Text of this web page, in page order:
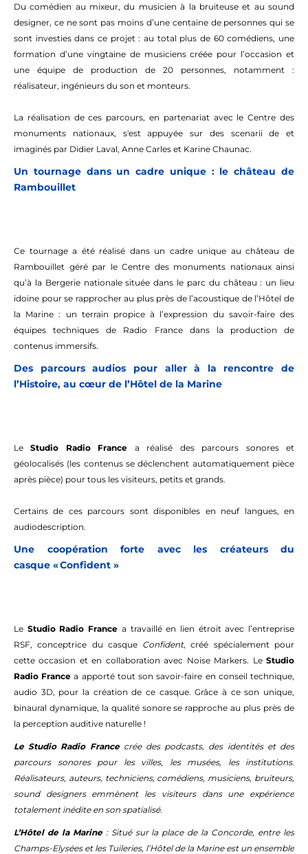
Du comédien au mixeur, du musicien à la bruiteuse et au sound
designer, ce ne sont pas moins d’une centaine de personnes qui se
sont investies dans ce projet : au total plus de 60 comédiens, une
formation d’une vingtaine de musiciens créée pour l’occasion et
une équipe de production de 20 personnes, notamment :
réalisateur, ingénieurs du son et monteurs.
La réalisation de ces parcours, en partenariat avec le Centre des
monuments nationaux, s'est appuyée sur des scenarii de et
imaginés par Didier Laval, Anne Carles et Karine Chaunac.
Un tournage dans un cadre unique : le château de
Rambouillet
Ce tournage a été réalisé dans un cadre unique au château de
Rambouillet géré par le Centre des monuments nationaux ainsi
qu’à la Bergerie nationale située dans le parc du château : un lieu
idoine pour se rapprocher au plus près de l’acoustique de l’Hôtel de
la Marine : un terrain propice à l’expression du savoir-faire des
équipes techniques de Radio France dans la production de
contenus immersifs.
Des parcours audios pour aller à la rencontre de
l’Histoire, au cœur de l’Hôtel de la Marine
LeStudio Radio France a réalisé des parcours sonores et
géolocalisés (les contenus se déclenchent automatiquement pièce
après pièce) pour tous les visiteurs, petits et grands.
Certains de ces parcours sont disponibles en neuf langues, en
audiodescription.
Une coopération forte avec les créateurs du
casque « Confident »
Le Studio Radio France a travaillé en lien étroit avec l’entreprise
RSF, conceptrice du casque Confident, créé spécialement pour
cette occasion et en collaboration avec Noise Markers. Le Studio
Radio France a apporté tout son savoir-faire en conseil technique,
audio 3D, pour la création de ce casque. Grâce à ce son unique,
binaural dynamique, la qualité sonore se rapproche au plus près de
la perception auditive naturelle !
Le Studio Radio Francecrée des podcasts, des identités et des
parcours sonores pour les villes, les musées, les institutions.
Réalisateurs, auteurs, techniciens, comédiens, musiciens, bruiteurs,
sound designers emmènent les visiteurs dans une expérience
totalement inédite en son spatialisé.
L’Hôtel de la Marine: Situé sur la place de la Concorde, entre les
Champs-Elysées et les Tuileries, l’Hôtel de la Marine est un ensemble